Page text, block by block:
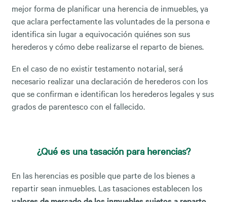
mejor forma de planificar una herencia de inmuebles, ya
que aclara perfectamente las voluntades de la persona e
identifica sin lugar a equivocación quiénes son sus
herederos y cómo debe realizarse el reparto de bienes.
En el caso de no existir testamento notarial, será
necesario realizar una declaración de herederos con los
que se confirman e identifican los herederos legales y sus
grados de parentesco con el fallecido.
¿Qué es una tasación para herencias?
En las herencias es posible que parte de los bienes a
repartir sean inmuebles. Las tasaciones establecen los